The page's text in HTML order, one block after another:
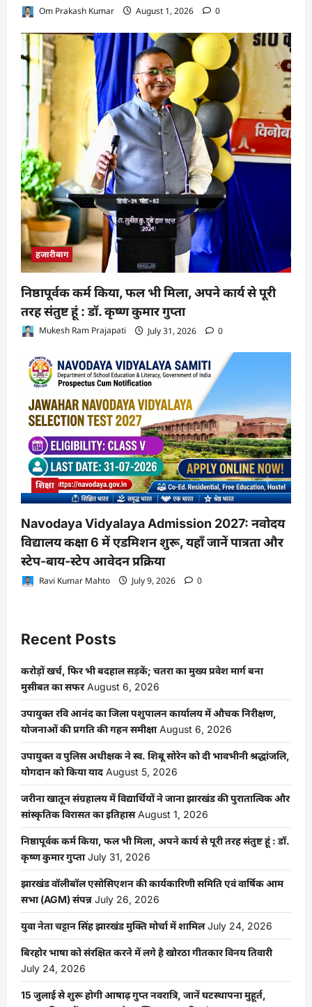
Om Prakash Kumar August 1, 2026 0
हजारीबाग
निष्ठापूर्वक कर्म किया, फल भी मिला, अपने कार्य से पूरी
तरह संतुष्ट हूं : डॉ. कृष्ण कुमार गुप्ता
Mukesh Ram Prajapati July 31, 2026 0
शिक्षा
Navodaya Vidyalaya Admission 2027: नवोदय
विद्यालय कक्षा 6 में एडमिशन शुरू, यहाँ जानें पात्रता और
स्टेप-बाय-स्टेप आवेदन प्रक्रिया
Ravi Kumar Mahto July 9, 2026 0
Recent Posts
करोड़ों खर्च, फिर भी बदहाल सड़कें; चतरा का मुख्य प्रवेश मार्ग बना
मुसीबत का सफर August 6, 2026
उपायुक्त रवि आनंद का जिला पशुपालन कार्यालय में औचक निरीक्षण,
योजनाओं की प्रगति की गहन समीक्षा August 6, 2026
उपायुक्त व पुलिस अधीक्षक ने स्व. शिबू सोरेन को दी भावभीनी श्रद्धांजलि,
योगदान को किया याद August 5, 2026
जरीना खातून संग्रहालय में विद्यार्थियों ने जाना झारखंड की पुरातात्विक और
सांस्कृतिक विरासत का इतिहास August 1, 2026
निष्ठापूर्वक कर्म किया, फल भी मिला, अपने कार्य से पूरी तरह संतुष्ट हूं : डॉ.
कृष्ण कुमार गुप्ता July 31, 2026
झारखंड वॉलीबॉल एसोसिएशन की कार्यकारिणी समिति एवं वार्षिक आम
सभा (AGM) संपन्न July 26, 2026
युवा नेता चट्टान सिंह झारखंड मुक्ति मोर्चा में शामिल July 24, 2026
बिरहोर भाषा को संरक्षित करने में लगे है खोरठा गीतकार विनय तिवारी
July 24, 2026
15 जुलाई से शुरू होगी आषाढ़ गुप्त नवरात्रि, जानें घटस्थापना मुहूर्त,